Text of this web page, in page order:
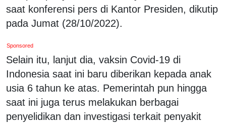
saat konferensi pers di Kantor Presiden, dikutip
pada Jumat (28/10/2022).
Sponsored
Selain itu, lanjut dia, vaksin Covid-19 di
Indonesia saat ini baru diberikan kepada anak
usia 6 tahun ke atas. Pemerintah pun hingga
saat ini juga terus melakukan berbagai
penyelidikan dan investigasi terkait penyakit